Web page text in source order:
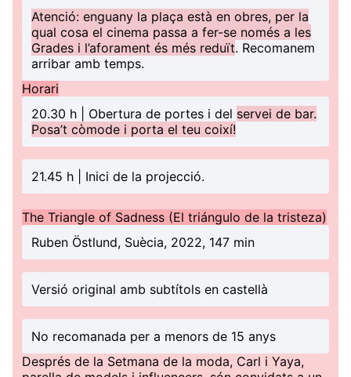
Atenció: enguany la plaça està en obres, per la
qual cosa el cinema passa a fer-se només a les
Grades i l’aforament és més reduït. Recomanem
arribar amb temps.
Horari
20.30 h | Obertura de portes i del servei de bar.
Posa’t còmode i porta el teu coixí!
21.45 h | Inici de la projecció.
The Triangle of Sadness (El triángulo de la tristeza)
Ruben Östlund, Suècia, 2022, 147 min
Versió original amb subtítols en castellà
No recomanada per a menors de 15 anys
Després de la Setmana de la moda, Carl i Yaya,